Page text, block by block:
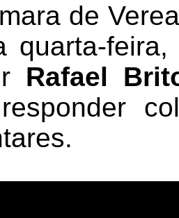
de
quarta-
Rafael